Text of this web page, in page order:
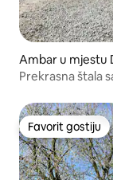
Ambar u mjestu
Prekrasna štala
Favorit gostiju
Favorit gostiju